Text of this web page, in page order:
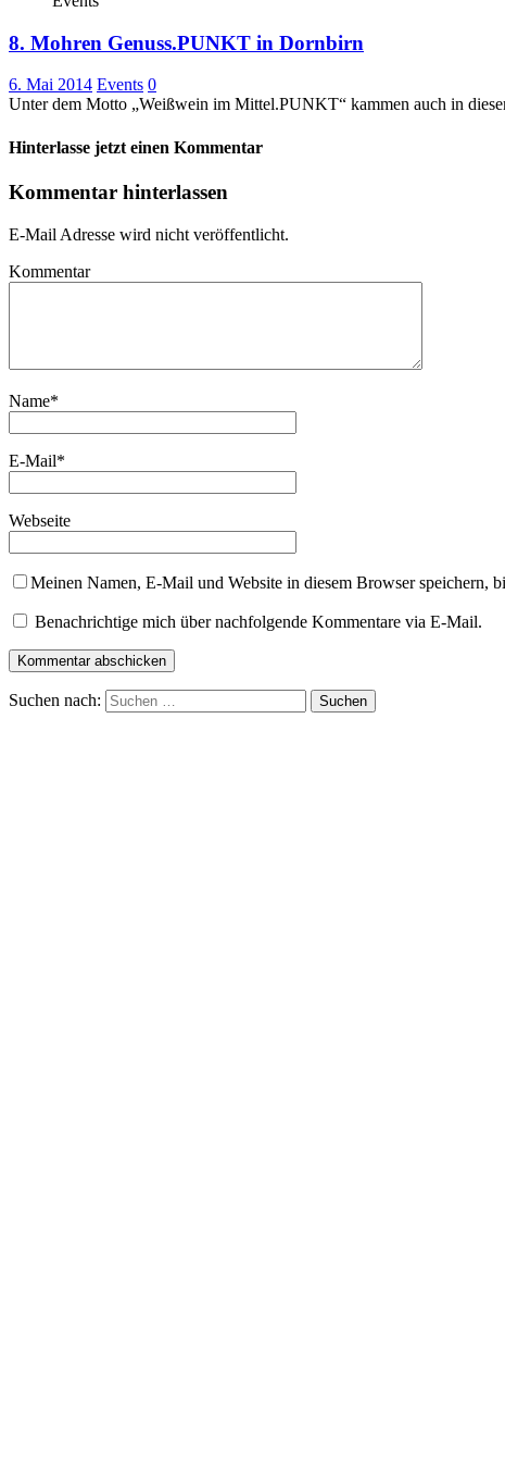
8. Mohren Genuss.PUNKT in Dornbirn
6. Mai 2014 Events 0
Unter dem Motto „Weißwein im Mittel.PUNKT“ kammen auch in
Hinterlasse jetzt einen Kommentar
Kommentar hinterlassen
E-Mail Adresse wird nicht veröffentlicht.
Kommentar
Name*
E-Mail*
Webseite
Meinen Namen, E-Mail und Website in diesem Browser speichern,
Benachrichtige mich über nachfolgende Kommentare via E-Mail.
Suchen nach: